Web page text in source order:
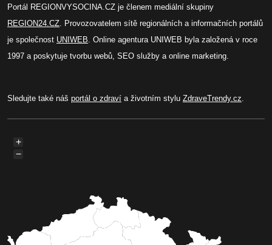
Portál REGIONVYSOCINA.CZ je členem mediální skupiny
REGION24.CZ . Provozovatelem sítě regionálních a informačních portálů
je společnost UNIWEB . Online agentura UNIWEB byla založená v roce
1997 a poskytuje tvorbu webů, SEO služby a online marketing.
Sledujte také náš portál o zdraví a životním stylu ZdraveTrendy.cz
+
−